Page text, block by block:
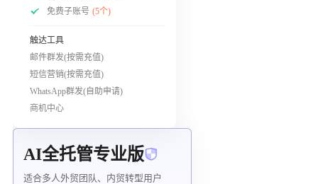
免费子账号 (5个)
触达工具
邮件群发(按需充值)
短信营销(按需充值)
WhatsApp群发(自助申请)
商机中心
AI全托管专业版
适合多人外贸团队、内贸转型用户